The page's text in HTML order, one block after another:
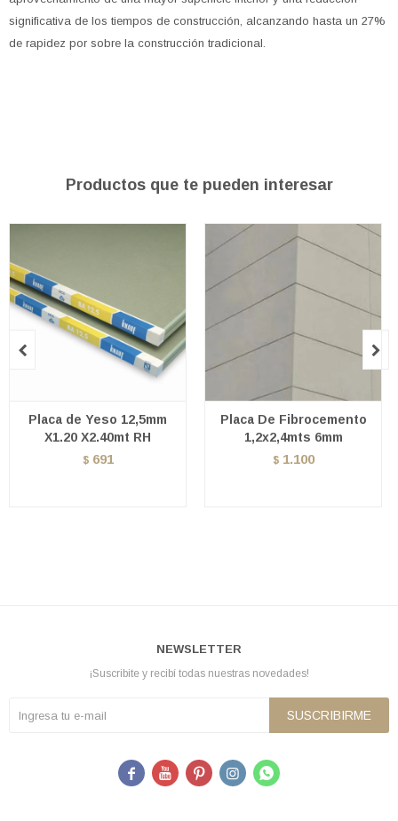
significativa de los tiempos de construcción, alcanzando hasta un 27%
de rapidez por sobre la construcción tradicional.
Productos que te pueden interesar
Placa de Yeso 12,5mm
X1.20 X2.40mt RH
$ 691
Placa De Fibrocemento
1,2x2,4mts 6mm
$ 1.100
 
NEWSLETTER
¡Suscribite y recibí todas nuestras novedades!
SUSCRIBIRME
    